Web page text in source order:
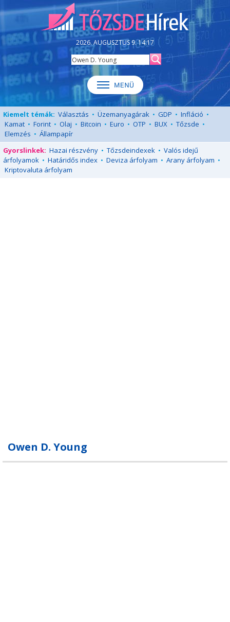
2026. AUGUSZTUS 9. 14:17
Kiemelt témák: Választás • Üzemanyagárak • GDP • Infláció •
Kamat • Forint • Olaj • Bitcoin • Euro • OTP • BUX • Tőzsde •
Elemzés • Állampapír
Gyorslinkek: Hazai részvény • Tőzsdeindexek • Valós idejű
árfolyamok • Határidős index • Deviza árfolyam • Arany árfolyam •
Kriptovaluta árfolyam
Owen D. Young